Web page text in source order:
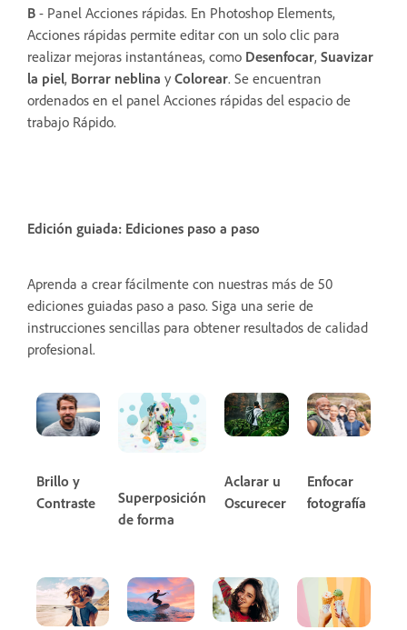
B - Panel Acciones rápidas. En Photoshop Elements,
Acciones rápidas permite editar con un solo clic para
realizar mejoras instantáneas, como Desenfocar, Suavizar
la piel, Borrar neblina y Colorear. Se encuentran
ordenados en el panel Acciones rápidas del espacio de
trabajo Rápido.
Edición guiada: Ediciones paso a paso
Aprenda a crear fácilmente con nuestras más de 50
ediciones guiadas paso a paso. Siga una serie de
instrucciones sencillas para obtener resultados de calidad
profesional.
Brillo y
Contraste
Superposición
de forma
Aclarar u
Oscurecer
Enfocar
fotografía